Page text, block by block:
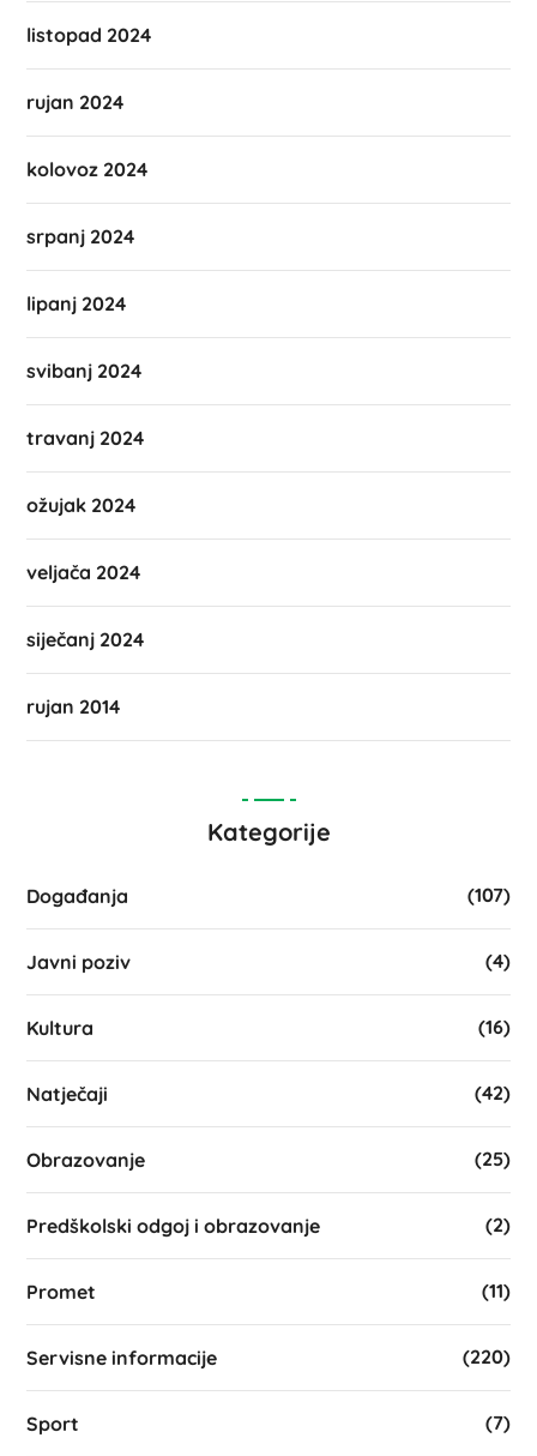
listopad 2024
rujan 2024
kolovoz 2024
srpanj 2024
lipanj 2024
svibanj 2024
travanj 2024
ožujak 2024
veljača 2024
siječanj 2024
rujan 2014
Kategorije
Događanja (107)
Javni poziv (4)
Kultura (16)
Natječaji (42)
Obrazovanje (25)
Predškolski odgoj i obrazovanje (2)
Promet (11)
Servisne informacije (220)
Sport (7)